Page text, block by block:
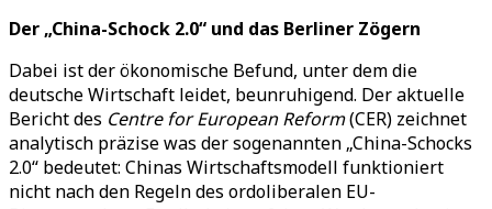
Der „China-Schock 2.0“ und das Berliner Zögern
Dabei ist der ökonomische Befund, unter dem die
deutsche Wirtschaft leidet, beunruhigend. Der aktuelle
Bericht des Centre for European Reform(CER) zeichnet
analytisch präzise was der sogenannten „China-Schocks
2.0“ bedeutet: Chinas Wirtschaftsmodell funktioniert
nicht nach den Regeln des ordoliberalen EU-